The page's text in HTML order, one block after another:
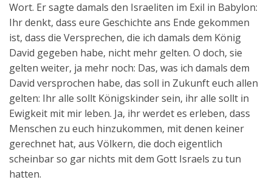
Wort. Er sagte damals den Israeliten im Exil in Babylon:
Ihr denkt, dass eure Geschichte ans Ende gekommen
ist, dass die Versprechen, die ich damals dem König
David gegeben habe, nicht mehr gelten. O doch, sie
gelten weiter, ja mehr noch: Das, was ich damals dem
David versprochen habe, das soll in Zukunft euch allen
gelten: Ihr alle sollt Königskinder sein, ihr alle sollt in
Ewigkeit mit mir leben. Ja, ihr werdet es erleben, dass
Menschen zu euch hinzukommen, mit denen keiner
gerechnet hat, aus Völkern, die doch eigentlich
scheinbar so gar nichts mit dem Gott Israels zu tun
hatten.